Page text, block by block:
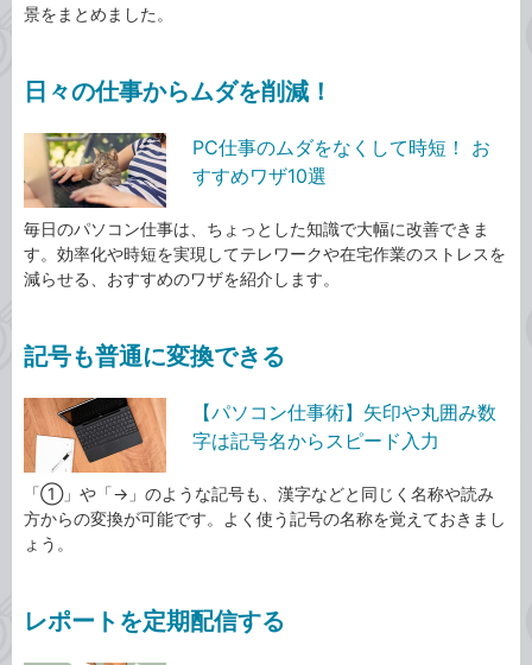
景をまとめました。
日々の仕事からムダを削減！
PC仕事のムダをなくして時短！ お
すすめワザ10選
毎日のパソコン仕事は、ちょっとした知識で大幅に改善できま
す。効率化や時短を実現してテレワークや在宅作業のストレスを
減らせる、おすすめのワザを紹介します。
記号も普通に変換できる
【パソコン仕事術】矢印や丸囲み数
字は記号名からスピード入力
「①」や「→」のような記号も、漢字などと同じく名称や読み
方からの変換が可能です。よく使う記号の名称を覚えておきまし
ょう。
レポートを定期配信する